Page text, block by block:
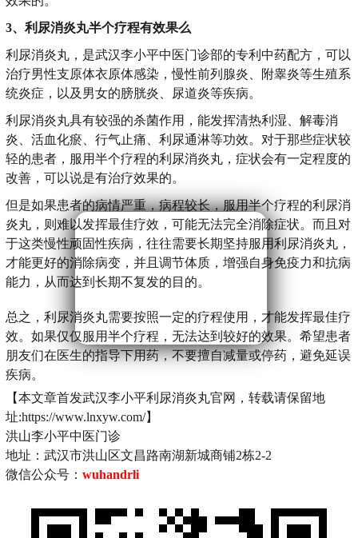
3、利尿消炎丸半个疗程有效果么
利尿消炎丸，是武汉李小平中医门诊部的专利中药配方，可以
治疗男性支原体衣原体感染，慢性前列腺炎、附睾炎等生殖系
统炎症，以及男女的膀胱炎、尿道炎等疾病。
利尿消炎丸具有较强的杀菌作用，能发挥清热利湿、解毒消
炎、活血化瘀、行气止痛、利尿通淋等功效。对于那些症状较
轻的患者，服用半个疗程的利尿消炎丸，症状会有一定程度的
改善，可以说是有治疗效果的。
但是如果患者的病情严重，病程较长，服用半个疗程的利尿消
炎丸，则难以发挥最佳疗效，可能无法完全消除症状。而且对
于这类慢性顽固性疾病，往往需要长期坚持服用利尿消炎丸，
才能更好的消除病变，并且调节体质，增强自身免疫力和抗病
能力，从而达到长期不复发的目的。
总之，利尿消炎丸需要按照一定的疗程使用，才能发挥最佳疗
效。如果仅仅服用半个疗程，无法达到较好的效果。希望患者
朋友们在医生的指导下用药，不要擅自减量或停药，避免延误
疾病。
【本文章首发武汉李小平利尿消炎丸官网，转载请保留地
址:https://www.lnxyw.com/】
洪山李小平中医门诊
地址：武汉市洪山区文昌路南湖新城商铺2栋2-2
微信公众号： wuhandrli